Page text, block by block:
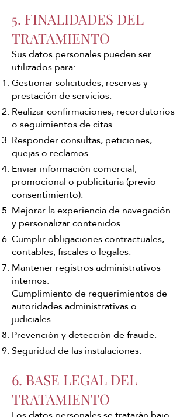
5. FINALIDADES DEL
TRATAMIENTO
Sus datos personales pueden ser
utilizados para:
Gestionar solicitudes, reservas y
prestación de servicios.
Realizar confirmaciones, recordatorios
o seguimientos de citas.
Responder consultas, peticiones,
quejas o reclamos.
Enviar información comercial,
promocional o publicitaria (previo
consentimiento).
Mejorar la experiencia de navegación
y personalizar contenidos.
Cumplir obligaciones contractuales,
contables, fiscales o legales.
Mantener registros administrativos
internos.
Cumplimiento de requerimientos de
autoridades administrativas o
judiciales.
Prevención y detección de fraude.
Seguridad de las instalaciones.
6. BASE LEGAL DEL
TRATAMIENTO